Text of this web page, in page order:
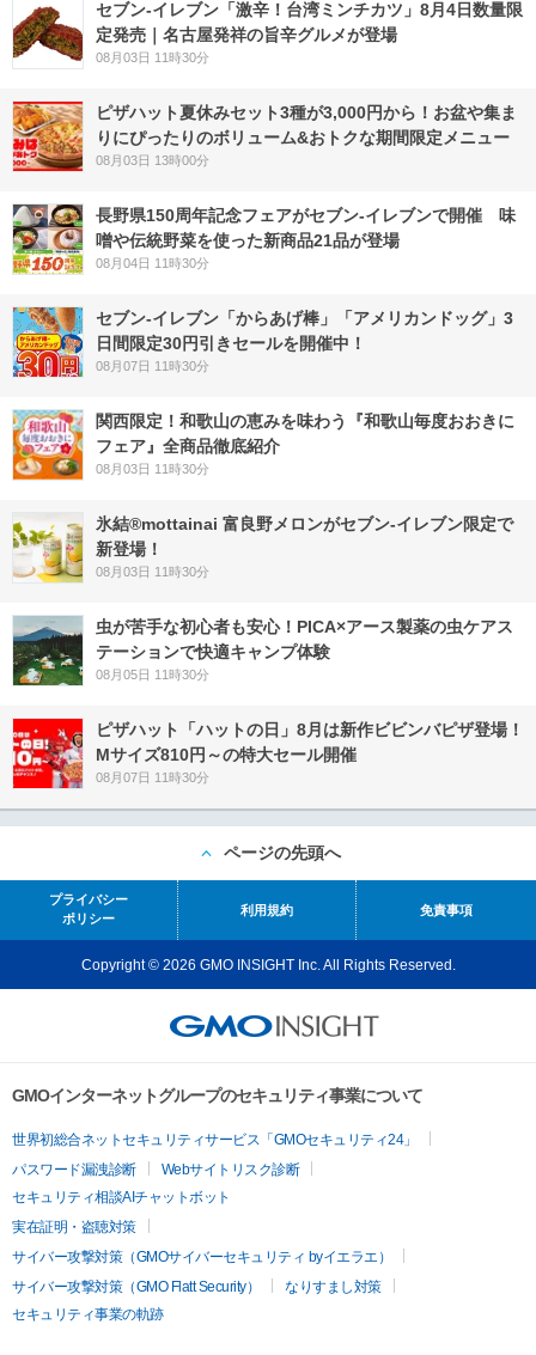
セブン-イレブン「激辛！台湾ミンチカツ」8月4日数量限
定発売｜名古屋発祥の旨辛グルメが登場
08月03日 11時30分
ピザハット夏休みセット3種が3,000円から！お盆や集ま
りにぴったりのボリューム&おトクな期間限定メニュー
08月03日 13時00分
長野県150周年記念フェアがセブン-イレブンで開催 味
噌や伝統野菜を使った新商品21品が登場
08月04日 11時30分
セブン‐イレブン「からあげ棒」「アメリカンドッグ」3
日間限定30円引きセールを開催中！
08月07日 11時30分
関西限定！和歌山の恵みを味わう『和歌山毎度おおきに
フェア』全商品徹底紹介
08月03日 11時30分
氷結®mottainai 富良野メロンがセブン‐イレブン限定で
新登場！
08月03日 11時30分
虫が苦手な初心者も安心！PICA×アース製薬の虫ケアス
テーションで快適キャンプ体験
08月05日 11時30分
ピザハット「ハットの日」8月は新作ビビンバピザ登場！
Mサイズ810円～の特大セール開催
08月07日 11時30分
ページの先頭へ
プライバシー
ポリシー
利用規約 免責事項
Copyright © 2026 GMO INSIGHT Inc. All Rights Reserved.
GMOインターネットグループのセキュリティ事業について
世界初総合ネットセキュリティサービス「GMOセキュリティ24」
パスワード漏洩診断
Webサイトリスク診断
セキュリティ相談AIチャットボット
実在証明・盗聴対策
サイバー攻撃対策（GMOサイバーセキュリティ byイエラエ）
サイバー攻撃対策（GMO Flatt Security）
なりすまし対策
セキュリティ事業の軌跡